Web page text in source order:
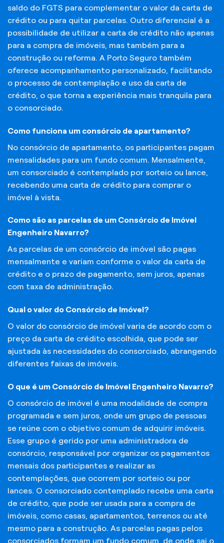
saldo do FGTS para complementar o valor da carta de
crédito ou para quitar parcelas. Outro diferencial é a
possibilidade de utilizar a carta de crédito não apenas
para a compra de imóveis, mas também para a
construção ou reforma. A Porto Seguro também
oferece acompanhamento personalizado, facilitando
o processo de contemplação e uso da carta de
crédito, o que torna a experiência mais tranquila para
o consorciado.
Como funciona um consórcio de apartamento?
No consórcio de apartamento, os participantes pagam
mensalidades para um fundo comum. Mensalmente,
um consorciado é contemplado por sorteio ou lance,
recebendo uma carta de crédito para comprar o
imóvel à vista.
Como são as parcelas de um Consórcio de Imóvel
Engenheiro Navarro?
As parcelas de um consórcio de imóvel são pagas
mensalmente e variam conforme o valor da carta de
crédito e o prazo de pagamento, sem juros, apenas
com taxa de administração.
Qual o valor do Consórcio de Imóvel?
O valor do consórcio de imóvel varia de acordo com o
preço da carta de crédito escolhida, que pode ser
ajustada às necessidades do consorciado, abrangendo
diferentes faixas de imóveis.
O que é um Consórcio de Imóvel Engenheiro Navarro?
O consórcio de imóvel é uma modalidade de compra
programada e sem juros, onde um grupo de pessoas
se reúne com o objetivo comum de adquirir imóveis.
Esse grupo é gerido por uma administradora de
consórcio, responsável por organizar os pagamentos
mensais dos participantes e realizar as
contemplações, que ocorrem por sorteio ou por
lances. O consorciado contemplado recebe uma carta
de crédito, que pode ser usada para a compra de
imóveis, como casas, apartamentos, terrenos ou até
mesmo para a construção. As parcelas pagas pelos
consorciados formam um fundo comum, de onde sai o